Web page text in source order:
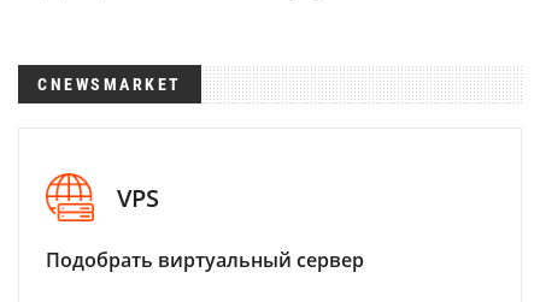
CNEWSMARKET
VPS
Подобрать виртуальный сервер